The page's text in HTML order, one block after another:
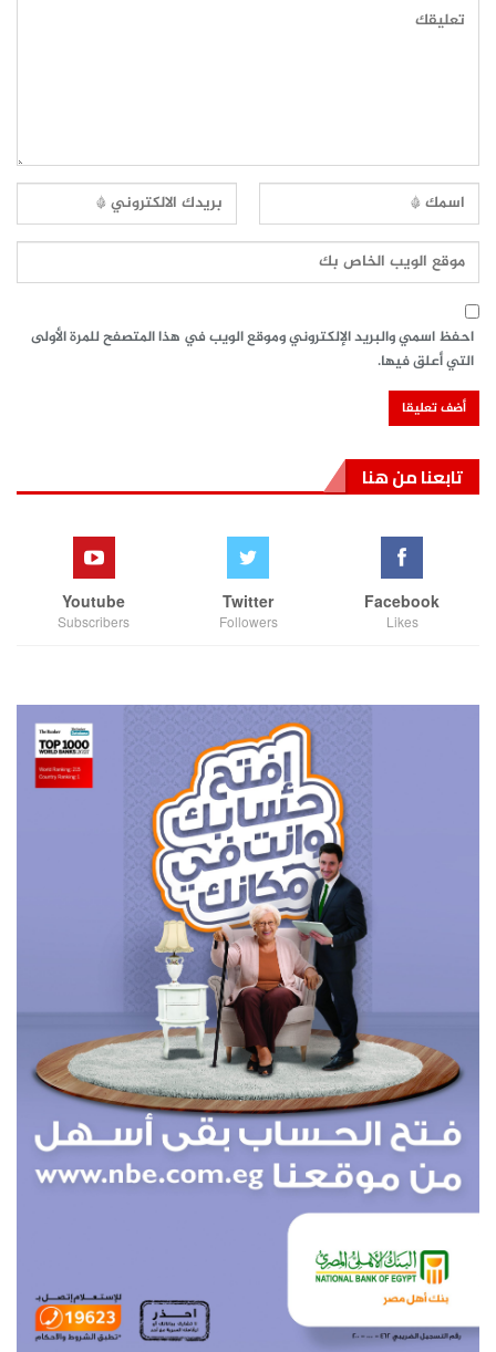
احفظ اسمي والبريد الإلكتروني وموقع الويب في هذا المتصفح للمرة الأولى
التي أعلق فيها.
تابعنا من هنا
Facebook
Likes
Twitter
Followers
Youtube
Subscribers